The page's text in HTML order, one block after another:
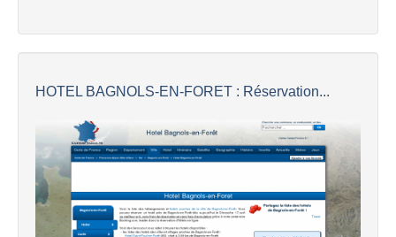
HOTEL BAGNOLS-EN-FORET : Réservation...